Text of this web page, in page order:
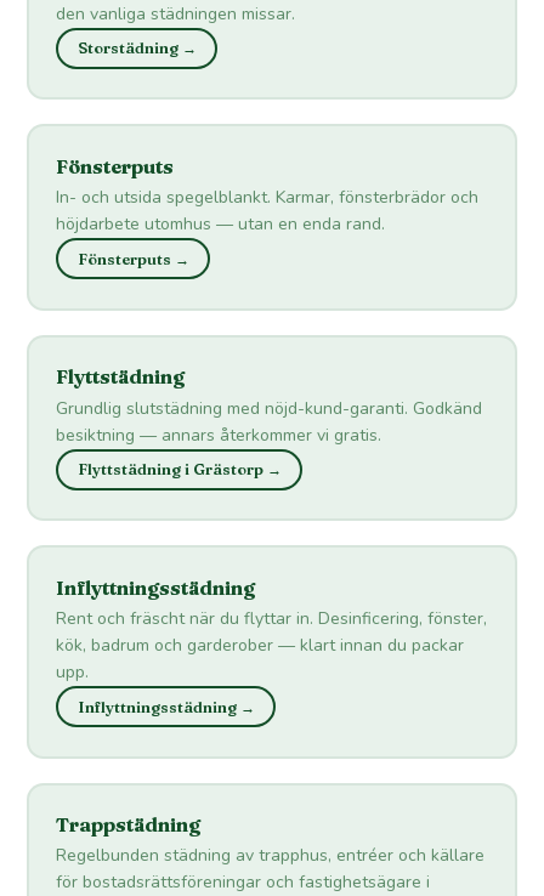
den vanliga städningen missar.
Storstädning →
Fönsterputs
In- och utsida spegelblankt. Karmar, fönsterbrädor och
höjdarbete utomhus — utan en enda rand.
Fönsterputs →
Flyttstädning
Grundlig slutstädning med nöjd-kund-garanti. Godkänd
besiktning — annars återkommer vi gratis.
Flyttstädning i Grästorp →
Inflyttningsstädning
Rent och fräscht när du flyttar in. Desinficering, fönster,
kök, badrum och garderober — klart innan du packar
upp.
Inflyttningsstädning →
Trappstädning
Regelbunden städning av trapphus, entréer och källare
för bostadsrättsföreningar och fastighetsägare i